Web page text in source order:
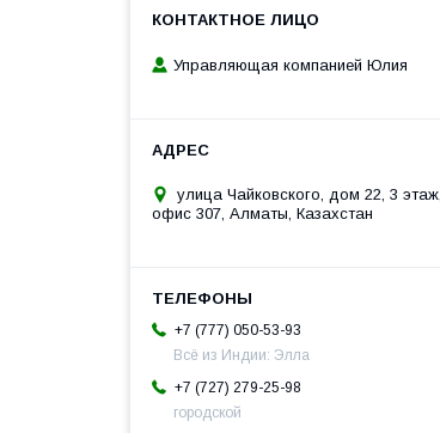
Управляющая компанией Юлия
улица Чайковского, дом 22, 3 этаж,
офис 307, Алматы, Казахстан
+7 (777) 050-53-93
Всё из Индии: Элла
+7 (727) 279-25-98
городской